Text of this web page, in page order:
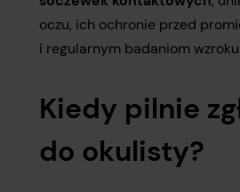
oczu, ich ochronie przed
i regularnym badaniom
Kiedy pilnie
do okulisty?